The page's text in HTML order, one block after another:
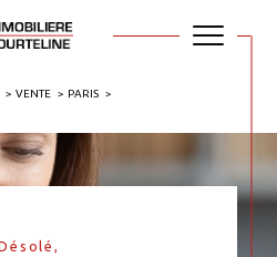
VENTE
PARIS
Désolé,